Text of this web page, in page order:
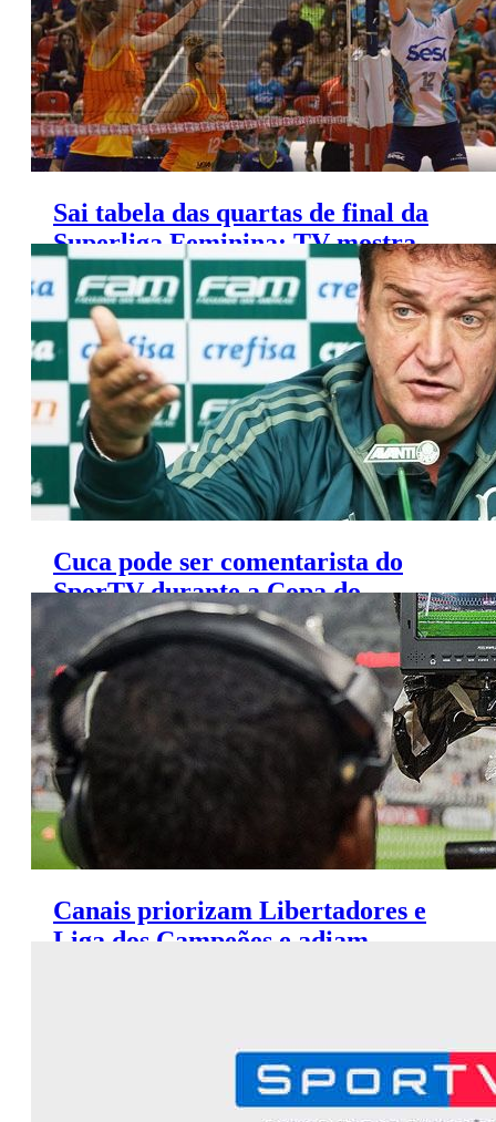
Sai tabela das quartas de final da
Superliga Feminina; TV mostra
todos os jogos
Cuca pode ser comentarista do
SporTV durante a Copa do
Mundo
Canais priorizam Libertadores e
Liga dos Campeões e adiam